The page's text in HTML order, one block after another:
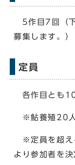
5作目7回（下
募集します。）
定員
各作目とも
※鮎養殖20人
※定員を超え
より参加者を決